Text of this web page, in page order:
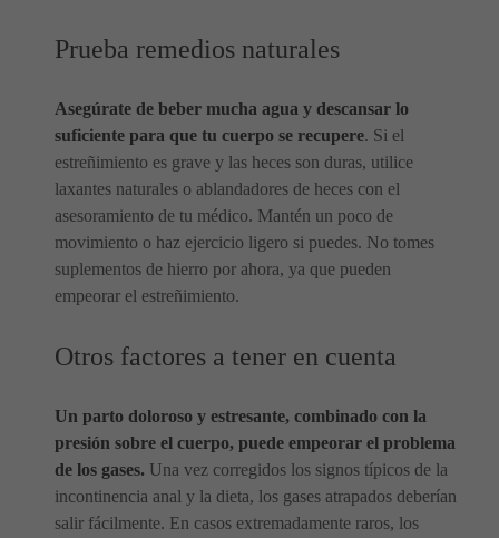
Prueba remedios naturales
Asegúrate de beber mucha agua y descansar lo
suficiente para que tu cuerpo se recupere. Si el
estreñimiento es grave y las heces son duras, utilice
laxantes naturales o ablandadores de heces con el
asesoramiento de tu médico. Mantén un poco de
movimiento o haz ejercicio ligero si puedes. No tomes
suplementos de hierro por ahora, ya que pueden
empeorar el estreñimiento.
Otros factores a tener en cuenta
Un parto doloroso y estresante, combinado con la
presión sobre el cuerpo, puede empeorar el problema
de los gases. Una vez corregidos los signos típicos de la
incontinencia anal y la dieta, los gases atrapados deberían
salir fácilmente. En casos extremadamente raros, los